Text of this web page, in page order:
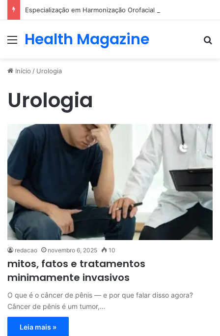
Menu
Health Magazine
Início / Urologia
Urologia
redacao novembro 6, 2025 10
mitos, fatos e tratamentos
minimamente invasivos
O que é o câncer de pênis — e por que falar disso agora?
Câncer de pênis é um tumor,…
Leia mais »